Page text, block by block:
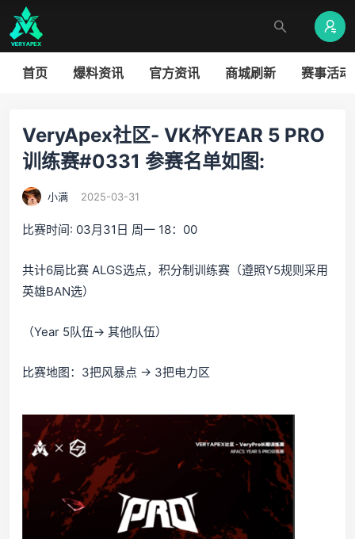
首页 爆料资讯 官方资讯 商城刷新 赛事活动
VeryApex社区- VK杯YEAR 5 PRO
训练赛#0331 参赛名单如图:
小满 2025-03-31
比赛时间: 03月31日 周一 18：00
共计6局比赛 ALGS选点，积分制训练赛（遵照Y5规则采用
英雄BAN选）
（Year 5队伍-> 其他队伍）
比赛地图：3把风暴点 → 3把电力区